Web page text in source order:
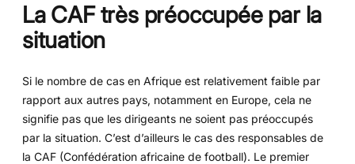
La CAF très préoccupée par la
situation
Si le nombre de cas en Afrique est relativement faible par
rapport aux autres pays, notamment en Europe, cela ne
signifie pas que les dirigeants ne soient pas préoccupés
par la situation. C’est d’ailleurs le cas des responsables de
la CAF (Confédération africaine de football). Le premier